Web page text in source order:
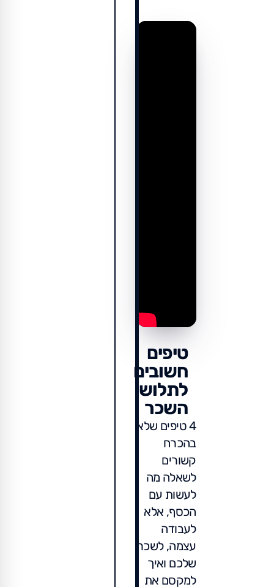
טיפים
חשובים
לתלוש
השכר
4 טיפים שלא
בהכרח
קשורים
לשאלה מה
לעשות עם
הכסף, אלא
לעבודה
עצמה, לשכר
שלכם ואיך
למקסם את